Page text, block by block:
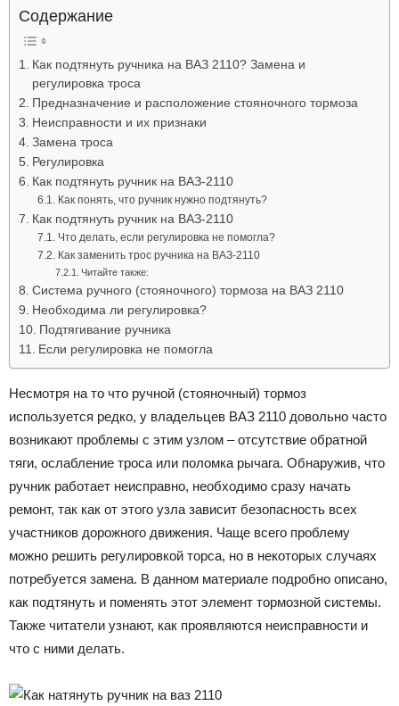
Содержание
Как подтянуть ручника на ВАЗ 2110? Замена и
регулировка троса
Предназначение и расположение стояночного тормоза
Неисправности и их признаки
Замена троса
Регулировка
Как подтянуть ручник на ВАЗ-2110
Как понять, что ручник нужно подтянуть?
Как подтянуть ручник на ВАЗ-2110
Что делать, если регулировка не помогла?
Как заменить трос ручника на ВАЗ-2110
Читайте также:
Система ручного (стояночного) тормоза на ВАЗ 2110
Необходима ли регулировка?
Подтягивание ручника
Если регулировка не помогла
Несмотря на то что ручной (стояночный) тормоз
используется редко, у владельцев ВАЗ 2110 довольно часто
возникают проблемы с этим узлом – отсутствие обратной
тяги, ослабление троса или поломка рычага. Обнаружив, что
ручник работает неисправно, необходимо сразу начать
ремонт, так как от этого узла зависит безопасность всех
участников дорожного движения. Чаще всего проблему
можно решить регулировкой торса, но в некоторых случаях
потребуется замена. В данном материале подробно описано,
как подтянуть и поменять этот элемент тормозной системы.
Также читатели узнают, как проявляются неисправности и
что с ними делать.